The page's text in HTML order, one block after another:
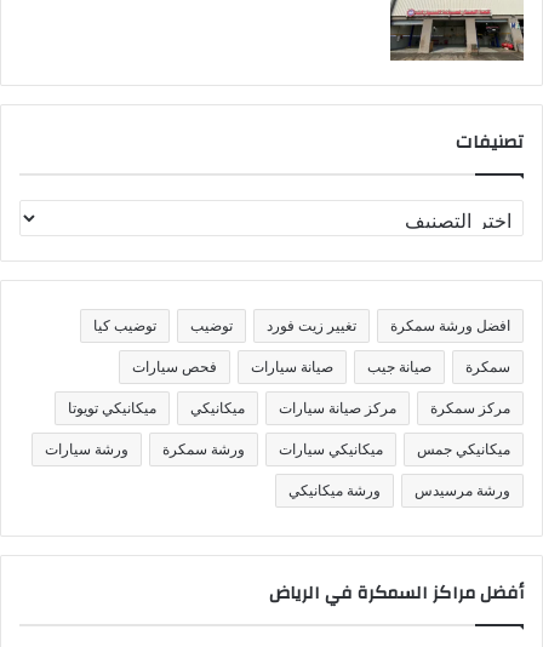
تصنيفات
ص
ن
ف
ا
افضل ورشة سمكرة تغيير زيت فورد توضيب توضيب كيا
سمكرة صيانة جيب صيانة سيارات فحص سيارات
مركز سمكرة مركز صيانة سيارات ميكانيكي ميكانيكي تويوتا
ميكانيكي جمس ميكانيكي سيارات ورشة سمكرة ورشة سيارات
ورشة مرسيدس ورشة ميكانيكي
أفضل مراكز السمكرة في الرياض